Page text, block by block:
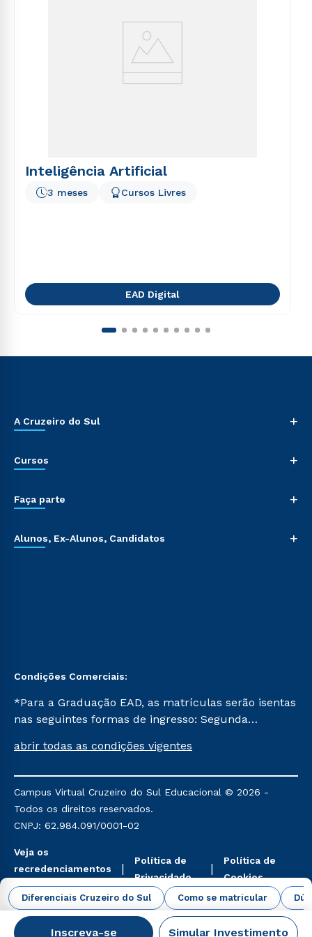
Diferenciais Cruzeiro do Sul Como se matricular
Inscreva-se Simular Investimento
Inteligência Artificial
3 meses Cursos Livres
EAD Digital
A Cruzeiro do Sul +
Cursos +
Faça parte +
Alunos, Ex-Alunos, Candidatos +
Condições Comerciais:
*Para a Graduação EAD, as matrículas serão isentas
nas seguintes formas de ingresso: Segunda
Já para as demais, a taxa de matrícula será de R$
mencionadas são referentes aos cursos: Ensino
Religioso, Geografia para a Docência e Metodologia
do Ensino de História: Questões Atuais.
abrir todas as condições vigentes
Campus Virtual Cruzeiro do Sul Educacional © 2026 -
Todos os direitos reservados.
CNPJ: 62.984.091/0001-02
Veja os
recredenciamentos
aqui
Política de
Privacidade
Política de
Cookies